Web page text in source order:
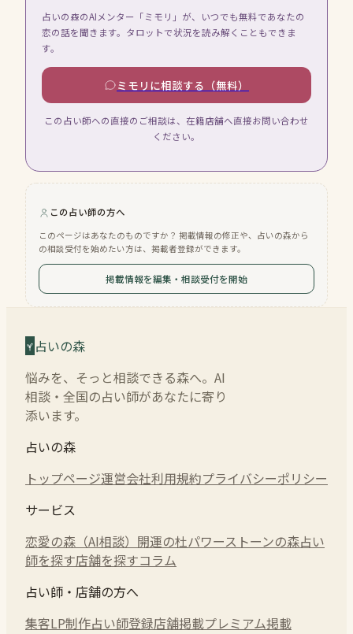
占いの森のAIメンター「ミモリ」が、いつでも無料であなたの
恋の話を聞きます。タロットで状況を読み解くこともできま
す。
ミモリに相談する（無料）
この占い師への直接のご相談は、在籍店舗へ直接お問い合わせ
ください。
この占い師の方へ
このページはあなたのものですか？ 掲載情報の修正や、占いの森から
の相談受付を始めたい方は、掲載者登録ができます。
掲載情報を編集・相談受付を開始
占いの森
悩みを、そっと相談できる森へ。AI
相談・全国の占い師があなたに寄り
添います。
占いの森
トップページ運営会社利用規約プライバシーポリシー
サービス
恋愛の森（AI相談） 開運の杜パワーストーンの森占い
師を探す店舗を探すコラム
占い師・店舗の方へ
集客LP制作占い師登録店舗掲載プレミアム掲載